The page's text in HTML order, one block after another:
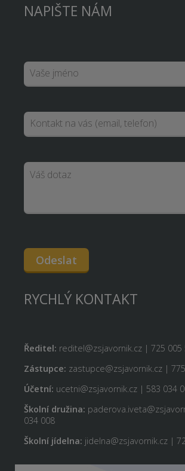
NAPIŠTE NÁM
Odeslat
RYCHLÝ KONTAKT
Ředitel: reditel@zsjavornik.cz | 725 005
Zástupce: zastupce@zsjavornik.cz |
Účetní: ucetni@zsjavornik.cz | 583 034
Školní družina:
034 008
Školní jídelna: jidelna@zsjavornik.cz |